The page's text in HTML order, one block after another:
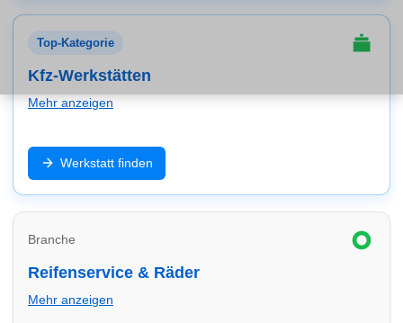
Top-Kategorie
Kfz-Werkstätten
Mehr anzeigen
Inspektion, Reparatur, Diagnose und Wartung: Finde
Werkstätten in Herten – schnell, zuverlässig und
passend zu deinem Fahrzeug (inkl. E-Auto/Hybrid).
Werkstatt finden
Branche
Reifenservice & Räder
Mehr anzeigen